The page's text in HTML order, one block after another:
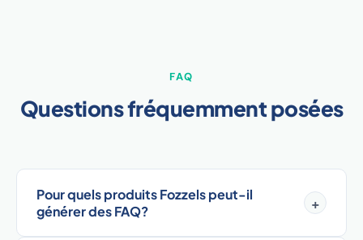
FAQ
Questions fréquemment posées
Pour quels produits Fozzels peut-il
générer des FAQ?
+